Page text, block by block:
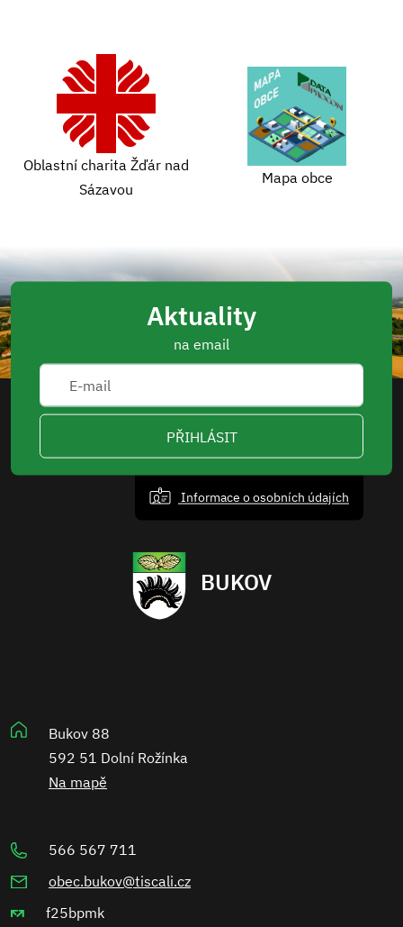
Oblastní charita Žďár nad
Sázavou
Mapa obce
Aktuality
na email
PŘIHLÁSIT
Informace o osobních údajích
BUKOV
Bukov 88
592 51 Dolní Rožínka
Na mapě
566 567 711
obec.bukov@tiscali.cz
f25bpmk